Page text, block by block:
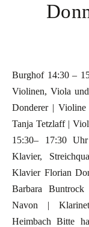
Burghof 14:30 – 15:30 Uhr JÖRG WIDMANN Quartett für 2
Violinen, Viola
Donderer |
Tanja Tetzlaff |
15:30– 17:30
Klavier,
Klavier Florian
Barbara
Navon |
Heimbach Bitte